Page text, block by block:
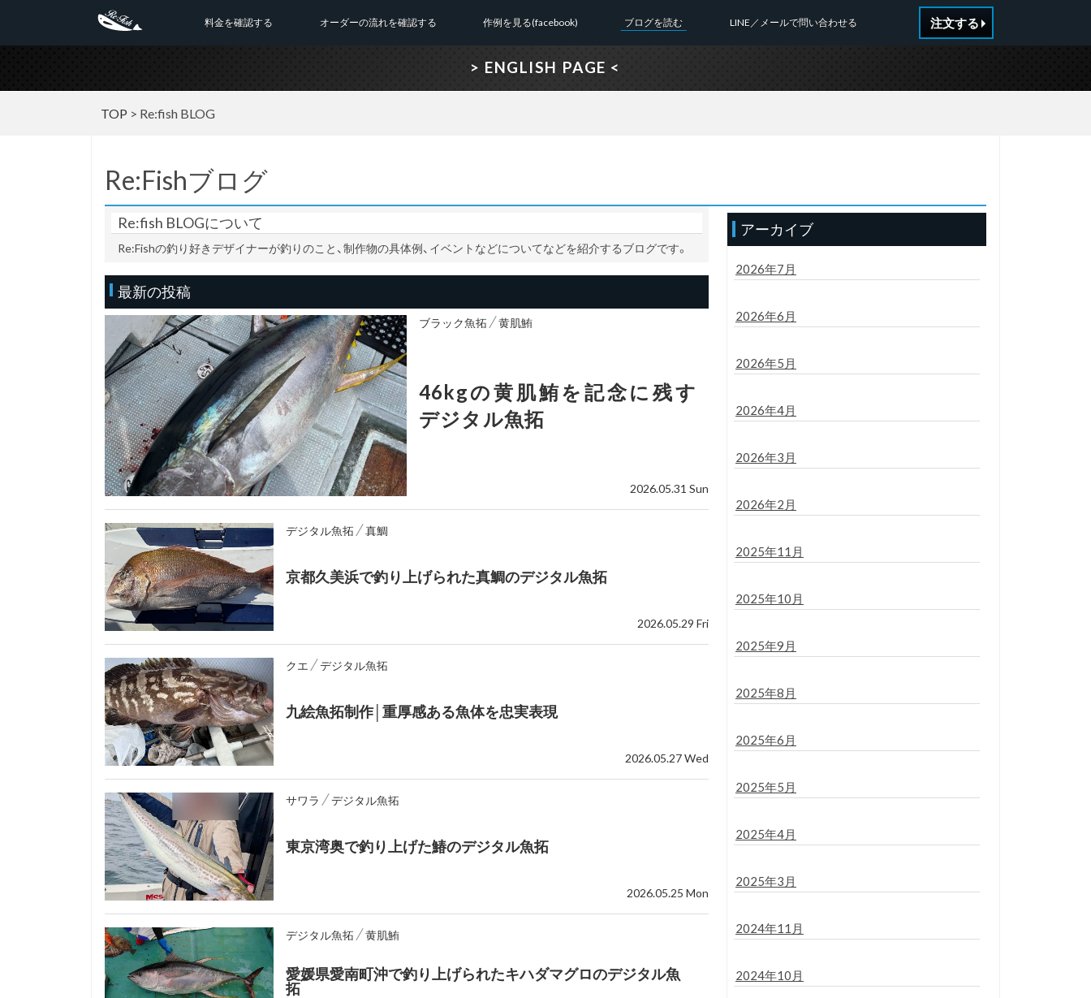
LINE／メールで問い合わせる
料金を確認する オーダーの流れを確認する 作例を見る(facebook) ブログを読む 注文する
> ENGLISH PAGE <
TOP > Re:fish BLOG
Re:Fishブログ
Re:fish BLOGについて
Re:Fishの釣り好きデザイナーが釣りのこと、制作物の具体例、イベントなどについてなどを紹介するブログです。
最新の投稿
ブラック魚拓 黄肌鮪
46kgの黄肌鮪を記念に残す
デジタル魚拓
2026.05.31 Sun
デジタル魚拓 真鯛
京都久美浜で釣り上げられた真鯛のデジタル魚拓
2026.05.29 Fri
クエ デジタル魚拓
九絵魚拓制作│重厚感ある魚体を忠実表現
2026.05.27 Wed
サワラ デジタル魚拓
東京湾奥で釣り上げた鰆のデジタル魚拓
2026.05.25 Mon
デジタル魚拓 黄肌鮪
愛媛県愛南町沖で釣り上げられたキハダマグロのデジタル魚
拓
アーカイブ
2026年7月
2026年6月
2026年5月
2026年4月
2026年3月
2026年2月
2025年11月
2025年10月
2025年9月
2025年8月
2025年6月
2025年5月
2025年4月
2025年3月
2024年11月
2024年10月